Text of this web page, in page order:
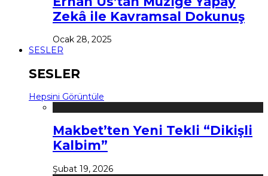
Zekâ ile Kavramsal Dokunuş
Ocak 28, 2025
SESLER
SESLER
Hepsini Görüntüle
Makbet’ten Yeni Tekli “Dikişli
Kalbim”
Şubat 19, 2026